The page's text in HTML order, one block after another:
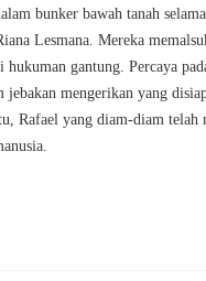
bunker bawah tanah
Lesmana. Mereka
gantung. Percaya
mengerikan yang
Rafael yang diam-diam